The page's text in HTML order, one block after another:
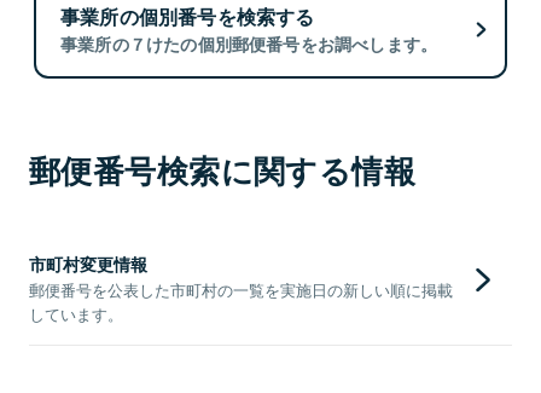
事業所の個別番号を検索する
事業所の７けたの個別郵便番号をお調べします。
郵便番号検索に関する情報
市町村変更情報
郵便番号を公表した市町村の一覧を実施日の新しい順に掲載
しています。